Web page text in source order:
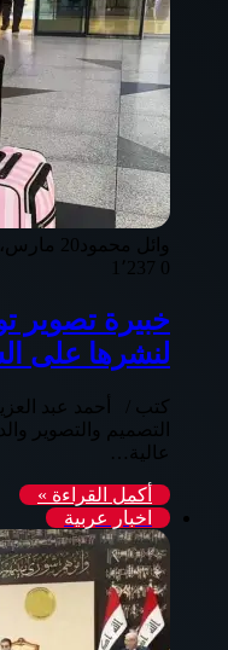
وائل محمود 20 مارس، 2021
0
خبيرة تصوير
لنشرها على
كتب / أحمد عبد
التصميم والتصوير
عالية…
أكمل القراءة »
اخبار عربية